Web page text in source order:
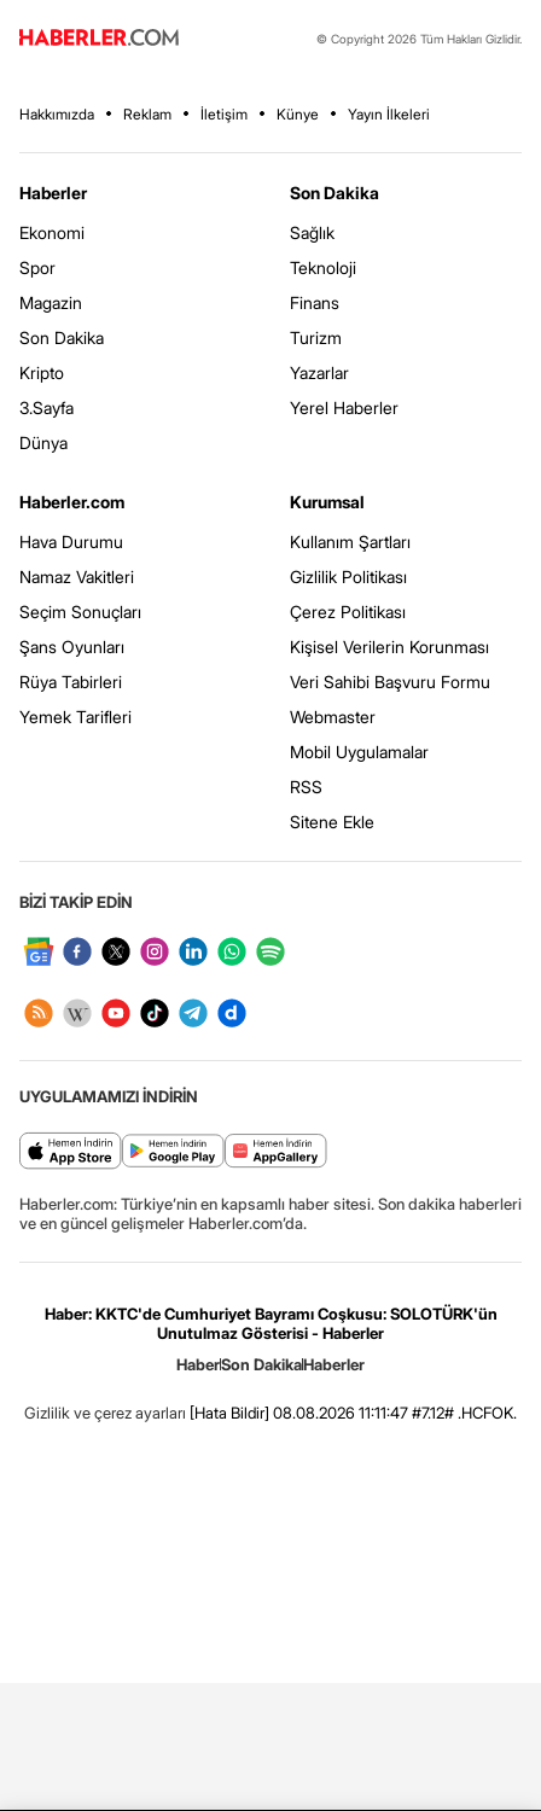
© Copyright 2026 Tüm Hakları Gizlidir.
Hakkımızda Reklam İletişim Künye Yayın İlkeleri
Haberler
Ekonomi
Spor
Magazin
Son Dakika
Kripto
3.Sayfa
Dünya
Son Dakika
Sağlık
Teknoloji
Finans
Turizm
Yazarlar
Yerel Haberler
Haberler.com
Hava Durumu
Namaz Vakitleri
Seçim Sonuçları
Şans Oyunları
Rüya Tabirleri
Yemek Tarifleri
Kurumsal
Kullanım Şartları
Gizlilik Politikası
Çerez Politikası
Kişisel Verilerin Korunması
Veri Sahibi Başvuru Formu
Webmaster
Mobil Uygulamalar
RSS
Sitene Ekle
BİZİ TAKİP EDİN
UYGULAMAMIZI İNDİRİN
Haberler.com: Türkiye’nin en kapsamlı haber sitesi. Son dakika haberleri
ve en güncel gelişmeler Haberler.com’da.
Haber: KKTC'de Cumhuriyet Bayramı Coşkusu: SOLOTÜRK'ün
Unutulmaz Gösterisi - Haberler
HaberSon DakikaHaberler
Gizlilik ve çerez ayarları [Hata Bildir] 08.08.2026 11:11:47 #7.12# .HCFOK.